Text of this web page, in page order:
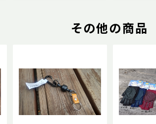
その他の商品